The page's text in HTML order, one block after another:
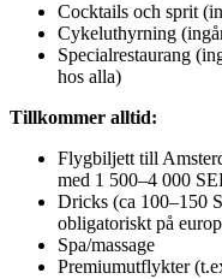
Cocktails och sprit
Cykeluthyrning
Specialrestaurang
hos alla)
Tillkommer alltid:
Flygbiljett till
med 1 500–4 000
Dricks (ca 100–150
obligatoriskt på
Spa/massage
Premiumutflykter